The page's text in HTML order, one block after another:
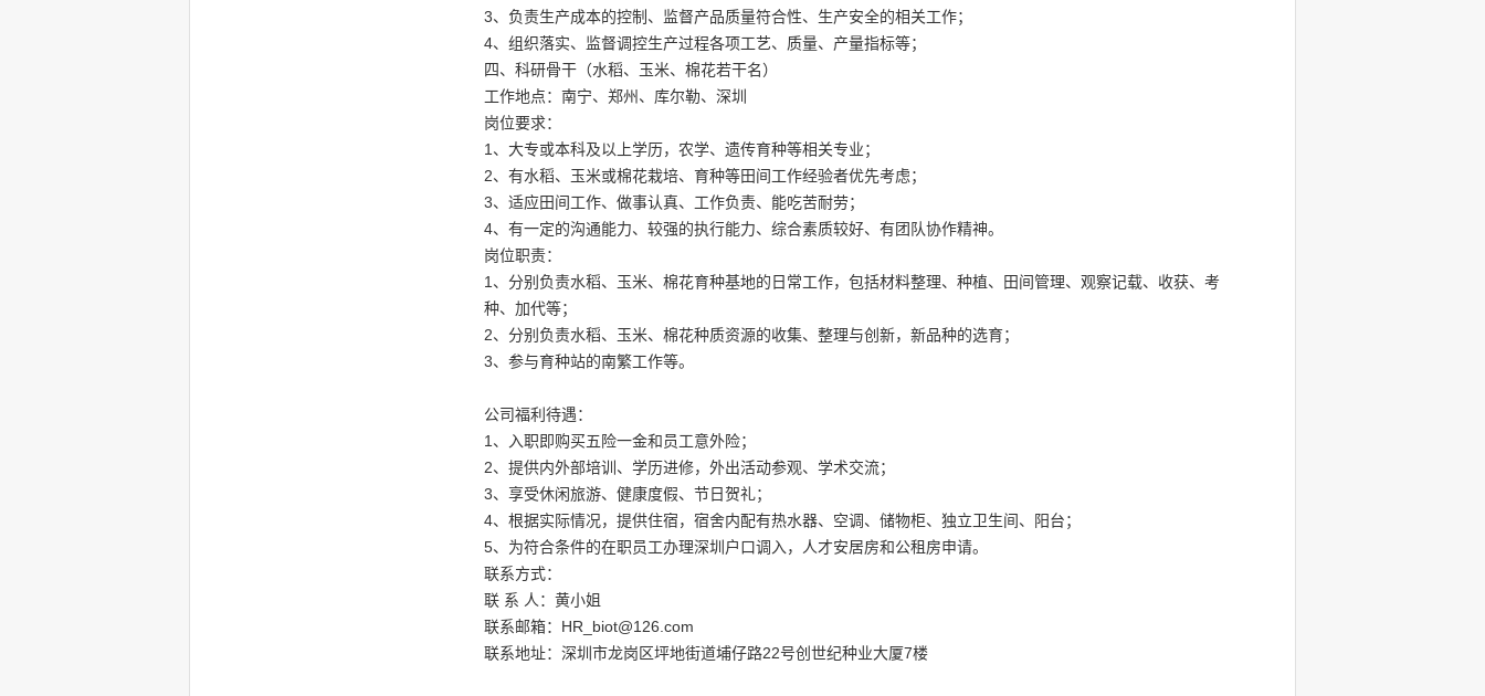
3、负责生产成本的控制、监督产品质量符合性、生产安全的相关工作；
4、组织落实、监督调控生产过程各项工艺、质量、产量指标等；
四、科研骨干（水稻、玉米、棉花若干名）
工作地点：南宁、郑州、库尔勒、深圳
岗位要求：
1、大专或本科及以上学历，农学、遗传育种等相关专业；
2、有水稻、玉米或棉花栽培、育种等田间工作经验者优先考虑；
3、适应田间工作、做事认真、工作负责、能吃苦耐劳；
4、有一定的沟通能力、较强的执行能力、综合素质较好、有团队协作精神。
岗位职责：
1、分别负责水稻、玉米、棉花育种基地的日常工作，包括材料整理、种植、田间管理、观察记载、收获、考
种、加代等；
2、分别负责水稻、玉米、棉花种质资源的收集、整理与创新，新品种的选育；
3、参与育种站的南繁工作等。
公司福利待遇：
1、入职即购买五险一金和员工意外险；
2、提供内外部培训、学历进修，外出活动参观、学术交流；
3、享受休闲旅游、健康度假、节日贺礼；
4、根据实际情况，提供住宿，宿舍内配有热水器、空调、储物柜、独立卫生间、阳台；
5、为符合条件的在职员工办理深圳户口调入，人才安居房和公租房申请。
联系方式：
联 系 人：黄小姐
联系邮箱： HR_biot@126.com
联系地址：深圳市龙岗区坪地街道埔仔路22号创世纪种业大厦7楼